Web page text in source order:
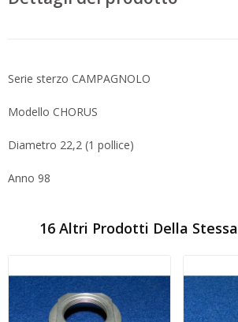
Serie sterzo CAMPAGNOLO
Modello CHORUS
Diametro 22,2 (1 pollice)
Anno 98
16 Altri Prodotti Della